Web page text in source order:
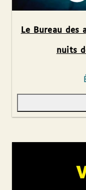
Le Bureau des
nuits